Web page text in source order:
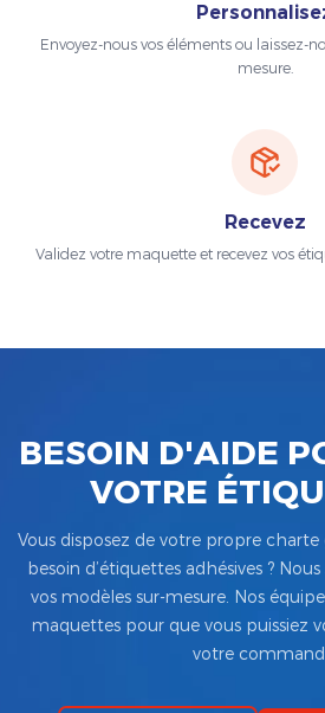
Envoyez-nous vos éléments ou laissez-
mesure.
Recevez
Validez votre maquette et recevez vos
BESOIN D'AIDE
VOTRE
Vous disposez de votre propre
besoin d’étiquettes adhésives ?
vos modèles sur-mesure. Nos
maquettes pour que vous puissiez
votre